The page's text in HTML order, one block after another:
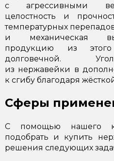
с агрессивными
целостность и
температурных
и механическая
продукцию из
долговечной.
из нержавейки в
к сгибу благодаря
Сферы
С помощью нашего
подобрать и купить
решения следующих